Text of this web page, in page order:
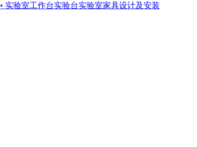
• 实验室工作台实验台实验室家具设计及安装